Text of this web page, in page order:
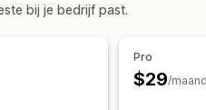
Filterweergave
bij je bedrijf past.
Pro
$29/